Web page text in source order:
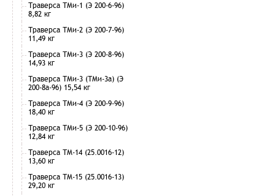
Траверса ТМи-1 (Э 200-6-96)
8,82 кг
Траверса ТМи-2 (Э 200-7-96)
11,49 кг
Траверса ТМи-3 (Э 200-8-96)
14,93 кг
Траверса ТМи-3 (ТМи-3а) (Э
200-8а-96) 15,54 кг
Траверса ТМи-4 (Э 200-9-96)
18,40 кг
Траверса ТМи-5 (Э 200-10-96)
12,84 кг
Траверса ТМ-14 (25.0016-12)
13,60 кг
Траверса ТМ-15 (25.0016-13)
29,20 кг